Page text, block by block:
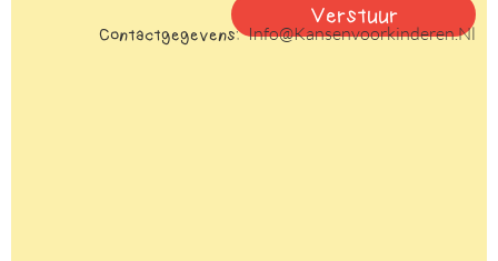
Verstuur
Contactgegevens:Info@kansenvoorkinderen.nl